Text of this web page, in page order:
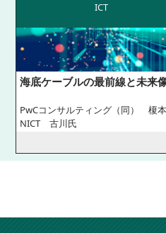
ICT
海底ケーブルの最前線と未来
PwCコンサルティング（同） 榎
NICT 古川氏